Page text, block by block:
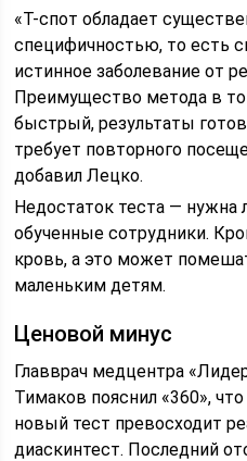
«Т-спот обладает
специфичностью, то есть
истинное заболевание от
Преимущество метода в
быстрый, результаты
требует повторного
добавил Лецко.
Недостаток теста — нужна
обученные сотрудники.
кровь, а это может
маленьким детям.
Ценовой минус
Главврач медцентра
Тимаков пояснил «360»,
новый тест превосходит
диаскинтест. Последний